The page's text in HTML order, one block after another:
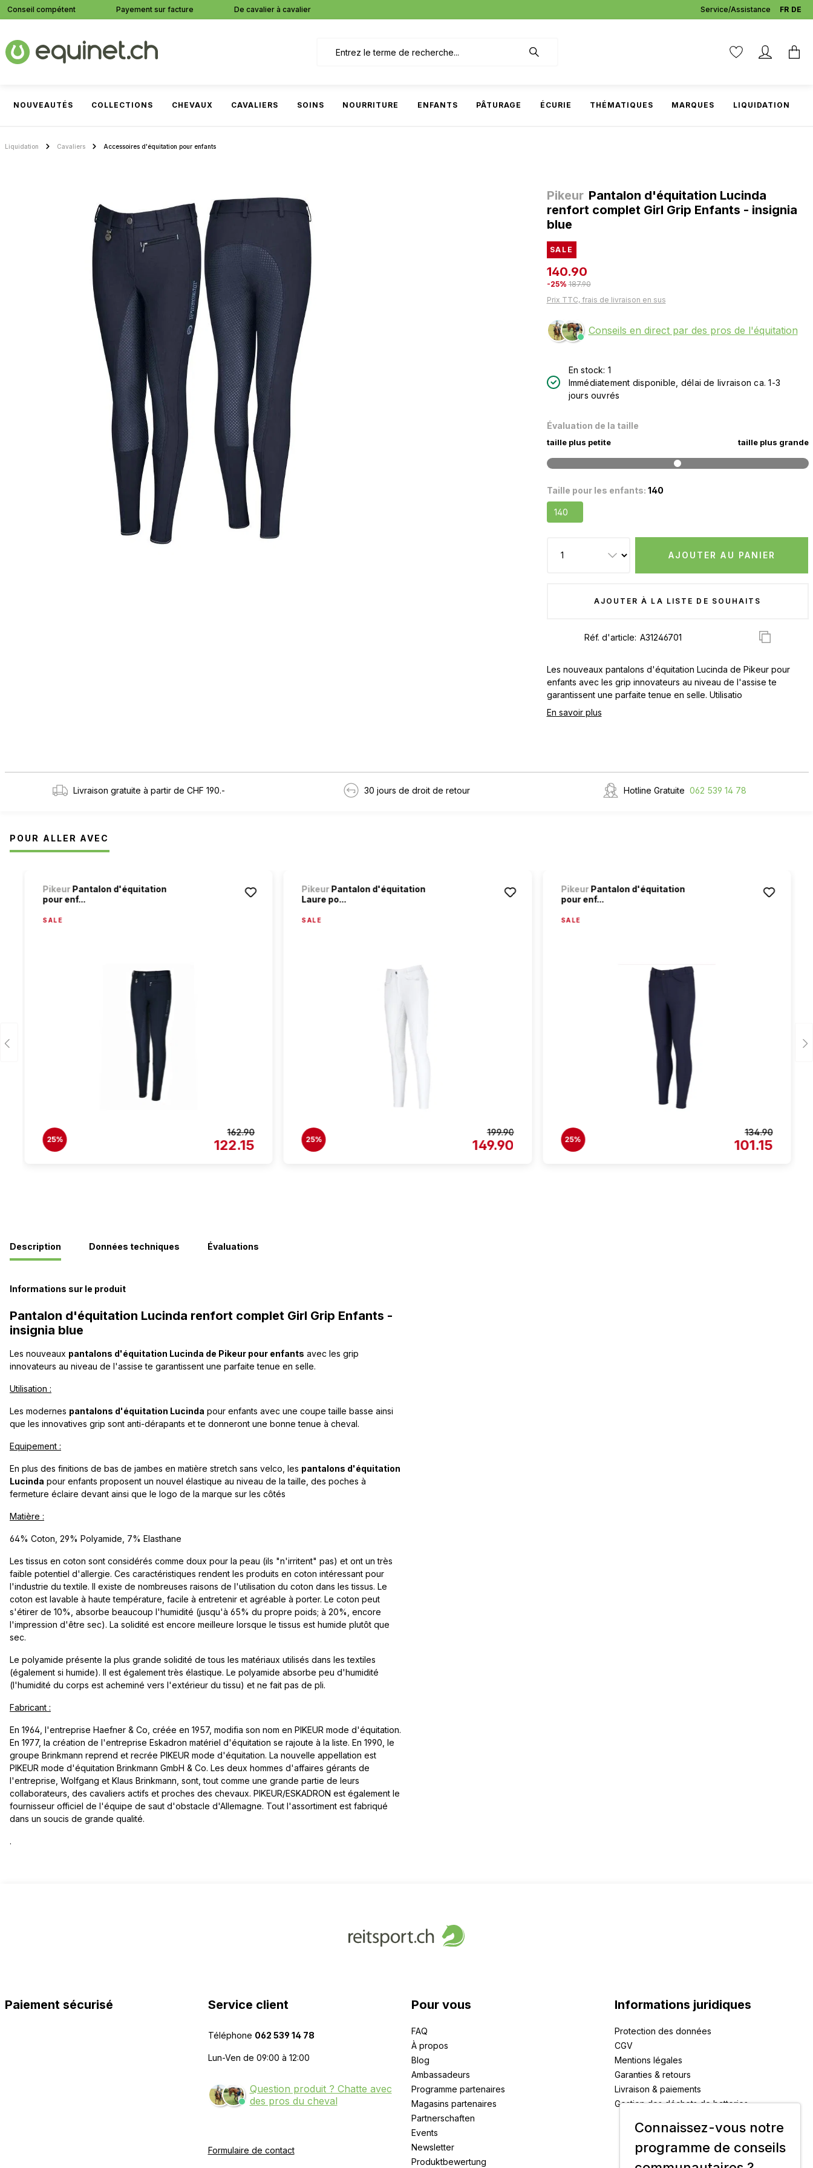
Passer à la navigation principale
Conseil compétent Payement sur facture De cavalier à cavalier Service/Assistance DE
FR
NOUVEAUTÉS COLLECTIONS CHEVAUX CAVALIERS SOINS NOURRITURE ENFANTS PÂTURAGE ÉCURIE THÉMATIQUES MARQUES LIQUIDATION
Liquidation Cavaliers Accessoires d'équitation pour enfants
Pikeur Pantalon d'équitation Lucinda
renfort complet Girl Grip Enfants - insignia
blue
SALE
140.90
-25% 187.90
Prix TTC, frais de livraison en sus
Conseils en direct par des pros de l'équitation
En stock: 1
Immédiatement disponible, délai de livraison ca. 1-3
jours ouvrés
Évaluation de la taille
taille plus petite taille plus grande
Taille pour les enfants: 140
140
AJOUTER AU PANIER
AJOUTER À LA LISTE DE SOUHAITS
Réf. d'article:
Les nouveaux pantalons d'équitation Lucinda de Pikeur pour
enfants avec les grip innovateurs au niveau de l'assise te
garantissent une parfaite tenue en selle. Utilisatio
En savoir plus
Livraison gratuite à partir de CHF 190.- 30 jours de droit de retour Hotline Gratuite 062 539 14 78
POUR ALLER AVEC
PikeurPantalon d'équitation
pour enf...
SALE
25%
162.90
122.15
PikeurPantalon d'équitation
Laure po...
SALE
25%
199.90
149.90
PikeurPantalon d'équitation
pour enf...
SALE
25%
134.90
101.15
Description Données techniques Évaluations
Informations sur le produit
Pantalon d'équitation Lucinda renfort complet Girl Grip Enfants -
insignia blue
Les nouveaux pantalons d'équitation Lucinda de Pikeur pour enfants avec les grip
innovateurs au niveau de l'assise te garantissent une parfaite tenue en selle.
Utilisation :
Les modernes pantalons d'équitation Lucinda pour enfants avec une coupe taille basse ainsi
que les innovatives grip sont anti-dérapants et te donneront une bonne tenue à cheval.
Equipement :
En plus des finitions de bas de jambes en matière stretch sans velco, les pantalons d'équitation
Lucinda pour enfants proposent un nouvel élastique au niveau de la taille, des poches à
fermeture éclaire devant ainsi que le logo de la marque sur les côtés
Matière :
64% Coton, 29% Polyamide, 7% Elasthane
Les tissus en coton sont considérés comme doux pour la peau (ils "n'irritent" pas) et ont un très
faible potentiel d'allergie. Ces caractéristiques rendent les produits en coton intéressant pour
l'industrie du textile. Il existe de nombreuses raisons de l'utilisation du coton dans les tissus. Le
coton est lavable à haute température, facile à entretenir et agréable à porter. Le coton peut
s'étirer de 10%, absorbe beaucoup l'humidité (jusqu'à 65% du propre poids; à 20%, encore
l'impression d'être sec). La solidité est encore meilleure lorsque le tissus est humide plutôt que
sec.
Le polyamide présente la plus grande solidité de tous les matériaux utilisés dans les textiles
(également si humide). Il est également très élastique. Le polyamide absorbe peu d'humidité
(l'humidité du corps est acheminé vers l'extérieur du tissu) et ne fait pas de pli.
Fabricant :
En 1964, l'entreprise Haefner & Co, créée en 1957, modifia son nom en PIKEUR mode d'équitation.
En 1977, la création de l'entreprise Eskadron matériel d'équitation se rajoute à la liste. En 1990, le
groupe Brinkmann reprend et recrée PIKEUR mode d'équitation. La nouvelle appellation est
PIKEUR mode d'équitation Brinkmann GmbH & Co. Les deux hommes d'affaires gérants de
l'entreprise, Wolfgang et Klaus Brinkmann, sont, tout comme une grande partie de leurs
collaborateurs, des cavaliers actifs et proches des chevaux. PIKEUR/ESKADRON est également le
fournisseur officiel de l'équipe de saut d'obstacle d'Allemagne. Tout l'assortiment est fabriqué
dans un soucis de grande qualité.
.
Paiement sécurisé Service client
Téléphone 062 539 14 78
Lun-Ven de 09:00 à 12:00
Question produit ? Chatte avec
des pros du cheval
Formulaire de contact
Pour vous
FAQ
À propos
Blog
Ambassadeurs
Programme partenaires
Magasins partenaires
Partnerschaften
Events
Newsletter
Produktbewertung
Informations juridiques
Protection des données
CGV
Mentions légales
Garanties & retours
Livraison & paiements
Gestion des déchets de batteries
Connaissez-vous notre
programme de conseils